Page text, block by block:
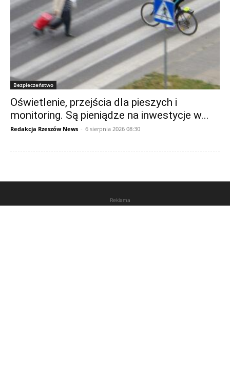
Bezpieczeństwo
Oświetlenie, przejścia dla pieszych i
monitoring. Są pieniądze na inwestycje w...
Redakcja Rzeszów News - 6 sierpnia 2026 08:30
Reklama